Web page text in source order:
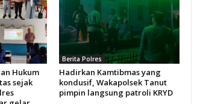
Hukum
sejak
Berita Polres
Hadirkan Kamtibmas yang
kondusif, Wakapolsek Tanut
pimpin langsung patroli KRYD